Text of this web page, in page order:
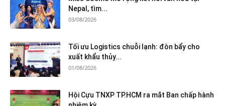
Nepal, tìm...
03/08/2026
Tối ưu Logistics chuỗi lạnh: đòn bẩy cho
xuất khẩu thủy...
01/08/2026
Hội Cựu TNXP TP.HCM ra mắt Ban chấp hành